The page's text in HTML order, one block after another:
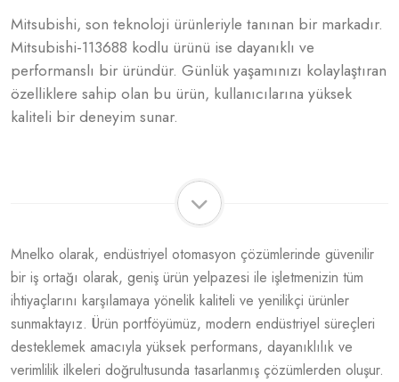
Mitsubishi, son teknoloji ürünleriyle tanınan bir markadır.
Mitsubishi-113688 kodlu ürünü ise dayanıklı ve
performanslı bir üründür. Günlük yaşamınızı kolaylaştıran
özelliklere sahip olan bu ürün, kullanıcılarına yüksek
kaliteli bir deneyim sunar.
Mnelko olarak, endüstriyel otomasyon çözümlerinde güvenilir
bir iş ortağı olarak, geniş ürün yelpazesi ile işletmenizin tüm
ihtiyaçlarını karşılamaya yönelik kaliteli ve yenilikçi ürünler
sunmaktayız. Ürün portföyümüz, modern endüstriyel süreçleri
desteklemek amacıyla yüksek performans, dayanıklılık ve
verimlilik ilkeleri doğrultusunda tasarlanmış çözümlerden oluşur.